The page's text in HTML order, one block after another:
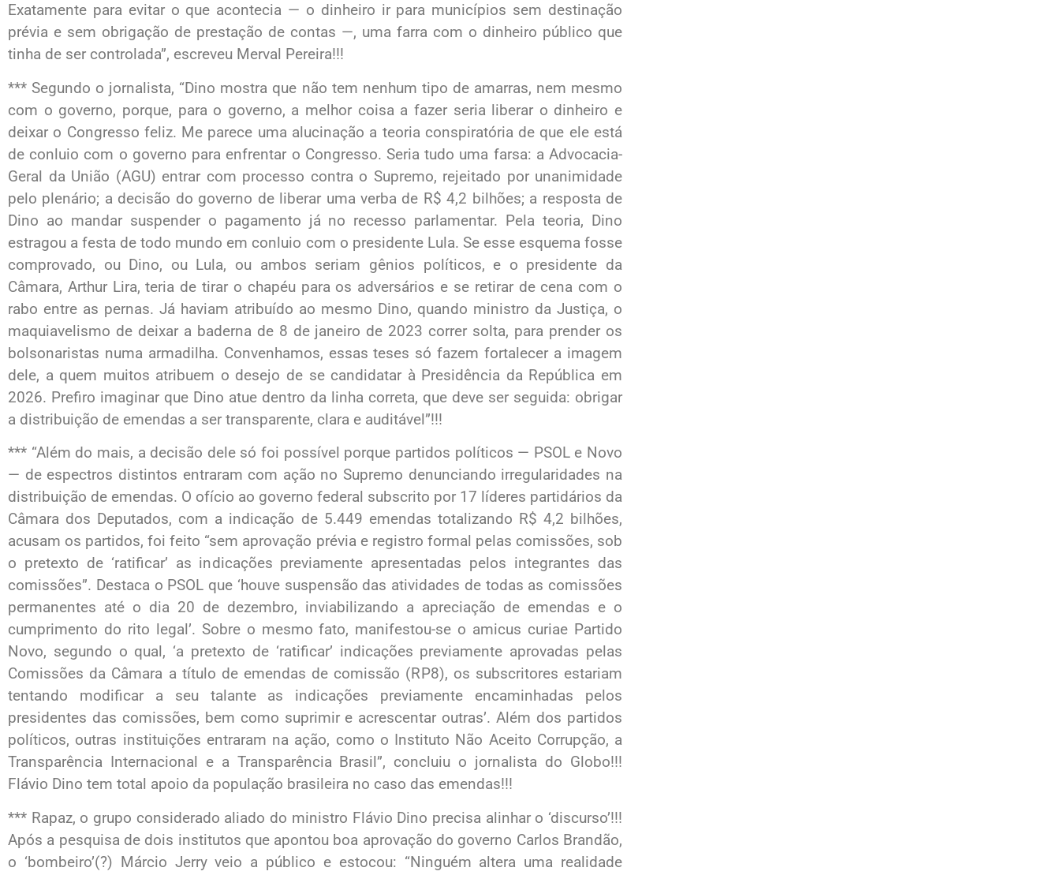
Exatamente para evitar o que acontecia — o dinheiro ir para municípios sem destinação
prévia e sem obrigação de prestação de contas —, uma farra com o dinheiro público que
tinha de ser controlada”, escreveu Merval Pereira!!!
*** Segundo o jornalista, “Dino mostra que não tem nenhum tipo de amarras, nem mesmo
com o governo, porque, para o governo, a melhor coisa a fazer seria liberar o dinheiro e
deixar o Congresso feliz. Me parece uma alucinação a teoria conspiratória de que ele está
de conluio com o governo para enfrentar o Congresso. Seria tudo uma farsa: a Advocacia-
Geral da União (AGU) entrar com processo contra o Supremo, rejeitado por unanimidade
pelo plenário; a decisão do governo de liberar uma verba de R$ 4,2 bilhões; a resposta de
Dino ao mandar suspender o pagamento já no recesso parlamentar. Pela teoria, Dino
estragou a festa de todo mundo em conluio com o presidente Lula. Se esse esquema fosse
comprovado, ou Dino, ou Lula, ou ambos seriam gênios políticos, e o presidente da
Câmara, Arthur Lira, teria de tirar o chapéu para os adversários e se retirar de cena com o
rabo entre as pernas. Já haviam atribuído ao mesmo Dino, quando ministro da Justiça, o
maquiavelismo de deixar a baderna de 8 de janeiro de 2023 correr solta, para prender os
bolsonaristas numa armadilha. Convenhamos, essas teses só fazem fortalecer a imagem
dele, a quem muitos atribuem o desejo de se candidatar à Presidência da República em
2026. Prefiro imaginar que Dino atue dentro da linha correta, que deve ser seguida: obrigar
a distribuição de emendas a ser transparente, clara e auditável”!!!
*** “Além do mais, a decisão dele só foi possível porque partidos políticos — PSOL e Novo
— de espectros distintos entraram com ação no Supremo denunciando irregularidades na
distribuição de emendas. O ofício ao governo federal subscrito por 17 líderes partidários da
Câmara dos Deputados, com a indicação de 5.449 emendas totalizando R$ 4,2 bilhões,
acusam os partidos, foi feito “sem aprovação prévia e registro formal pelas comissões, sob
o pretexto de ‘ratificar’ as indicações previamente apresentadas pelos integrantes das
comissões”. Destaca o PSOL que ‘houve suspensão das atividades de todas as comissões
permanentes até o dia 20 de dezembro, inviabilizando a apreciação de emendas e o
cumprimento do rito legal’. Sobre o mesmo fato, manifestou-se o amicus curiae Partido
Novo, segundo o qual, ‘a pretexto de ‘ratificar’ indicações previamente aprovadas pelas
Comissões da Câmara a título de emendas de comissão (RP8), os subscritores estariam
tentando modificar a seu talante as indicações previamente encaminhadas pelos
presidentes das comissões, bem como suprimir e acrescentar outras’. Além dos partidos
políticos, outras instituições entraram na ação, como o Instituto Não Aceito Corrupção, a
Transparência Internacional e a Transparência Brasil”, concluiu o jornalista do Globo!!!
Flávio Dino tem total apoio da população brasileira no caso das emendas!!!
*** Rapaz, o grupo considerado aliado do ministro Flávio Dino precisa alinhar o ‘discurso’!!!
Após a pesquisa de dois institutos que apontou boa aprovação do governo Carlos Brandão,
o ‘bombeiro’(?) Márcio Jerry veio a público e estocou: “Ninguém altera uma realidade